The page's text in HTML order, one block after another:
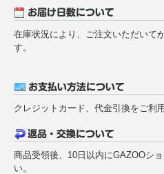
在庫状況により、ご注文いただいて
す。
クレジットカード、代金引換をご利
商品受領後、10日以内にGAZOOシ
い。